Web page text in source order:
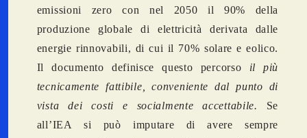
emissioni zero con nel 2050 il 90% della
produzione globale di elettricità derivata dalle
energie rinnovabili, di cui il 70% solare e eolico.
Il documento definisce questo percorso il più
tecnicamente fattibile, conveniente dal punto di
vista dei costi e socialmente accettabile.
Se
all’IEA si può imputare di avere sempre